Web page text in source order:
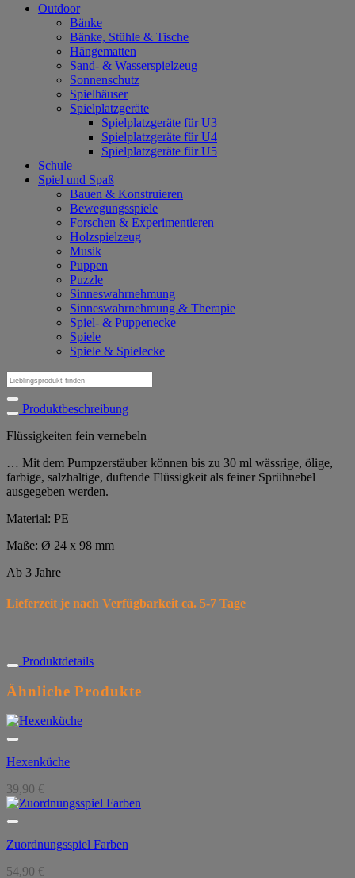
Outdoor
Bänke
Bänke, Stühle & Tische
Hängematten
Sand- & Wasserspielzeug
Sonnenschutz
Spielhäuser
Spielplatzgeräte
Spielplatzgeräte für U3
Spielplatzgeräte für U4
Spielplatzgeräte für U5
Schule
Spiel und Spaß
Bauen & Konstruieren
Bewegungsspiele
Forschen & Experimentieren
Holzspielzeug
Musik
Puppen
Puzzle
Sinneswahrnehmung
Sinneswahrnehmung & Therapie
Spiel- & Puppenecke
Spiele
Spiele & Spielecke
Suchen
nach:
Produktbeschreibung
Flüssigkeiten fein vernebeln
… Mit dem Pumpzerstäuber können bis zu 30 ml wässrige, ölige,
farbige, salzhaltige, duftende Flüssigkeit als feiner Sprühnebel
ausgegeben werden.
Material: PE
Maße: Ø 24 x 98 mm
Ab 3 Jahre
Lieferzeit je nach Verfügbarkeit ca. 5-7 Tage
Produktdetails
Ähnliche Produkte
Hexenküche
39,90 €
Zuordnungsspiel Farben
54,90 €